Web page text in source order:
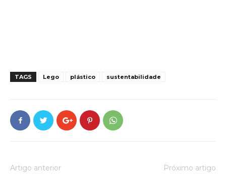
TAGS Lego plástico sustentabilidade
Artigo anterior Próximo artigo